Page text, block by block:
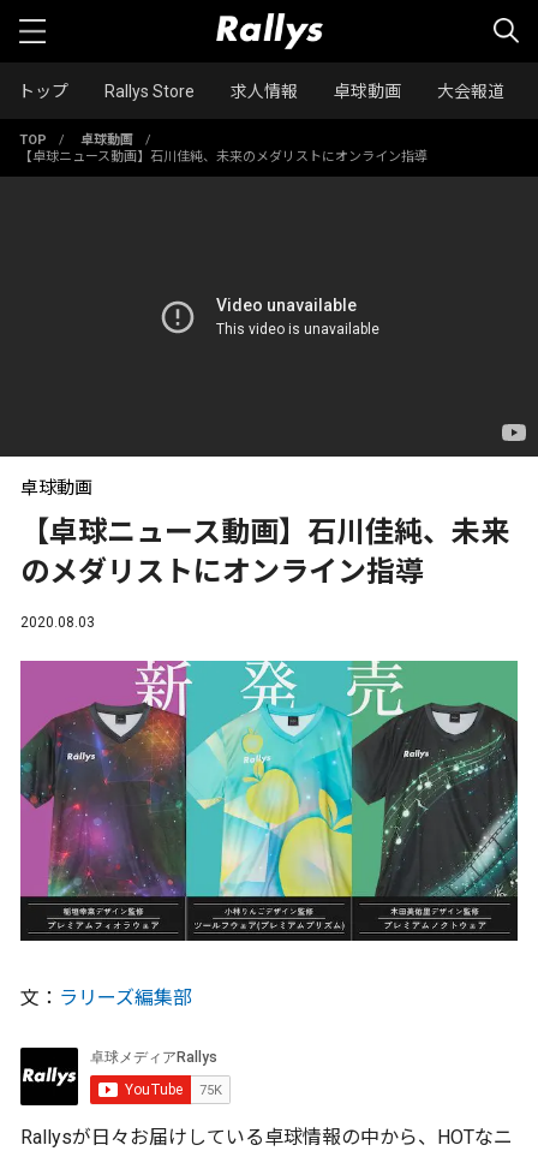
トップ Rallys Store 求人情報 卓球動画 大会報道
TOP / 卓球動画
/
【卓球ニュース動画】石川佳純、未来のメダリストにオンライン指導
卓球動画
【卓球ニュース動画】石川佳純、未来
のメダリストにオンライン指導
2020.08.03
文： ラリーズ編集部
Rallysが日々お届けしている卓球情報の中から、HOTなニ